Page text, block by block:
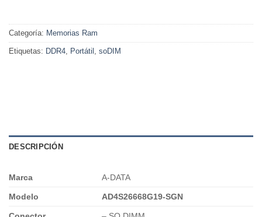
Categoría: Memorias Ram
Etiquetas: DDR4, Portátil , soDIM
DESCRIPCIÓN
Marca A-DATA
Modelo AD4S26668G19-SGN